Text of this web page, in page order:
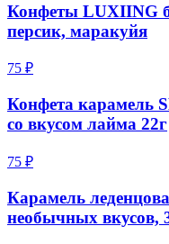
Конфеты LUXIING
персик, маракуйя
75 ₽
Конфета карамель
со вкусом лайма 22г
75 ₽
Карамель
необычных вкусов,